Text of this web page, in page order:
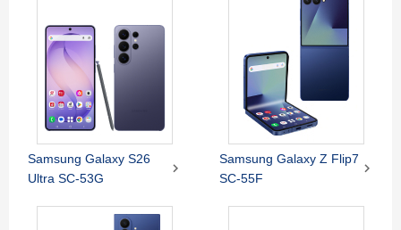
Samsung Galaxy S26
Ultra SC-53G

Samsung Galaxy Z Flip7
SC-55F
